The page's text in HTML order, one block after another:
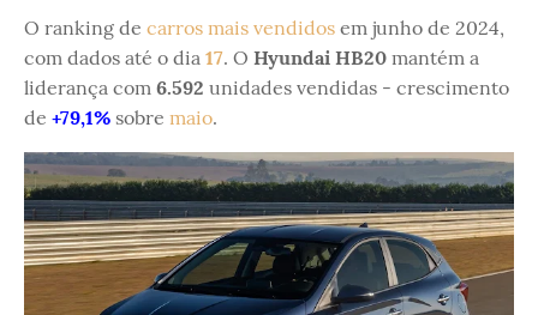
O ranking de carros mais vendidos em junho de 2024,
com dados até o dia 17. O Hyundai HB20 mantém a
liderança com 6.592 unidades vendidas - crescimento
de +79,1% sobre maio.